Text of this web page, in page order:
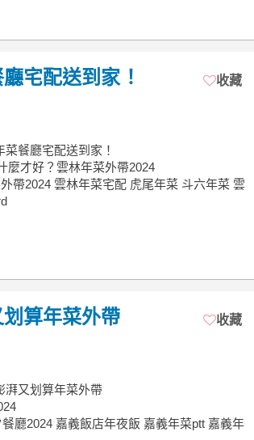
宅配送到家！ 收藏
餐廳宅配送到家！
麼才好？雲林年菜外帶2024
帶2024 雲林年菜宅配 虎尾年菜 斗六年菜 雲
算年菜外帶 收藏
湃又划算年菜外帶
廳2024 嘉義飯店年夜飯 嘉義年菜ptt 嘉義年